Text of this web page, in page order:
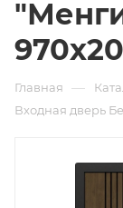
Главная —
Входная дверь